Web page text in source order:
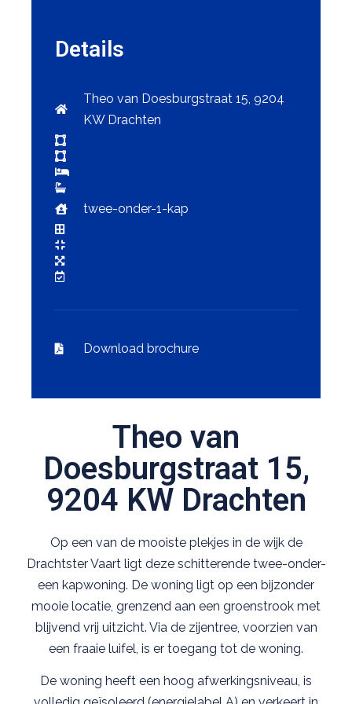
Theo van
Doesburgstraat 15,
9204 KW Drachten
Op een van de mooiste plekjes in de wijk de
Drachtster Vaart ligt deze schitterende twee-onder-
een kapwoning. De woning ligt op een bijzonder
mooie locatie, grenzend aan een groenstrook met
blijvend vrij uitzicht. Via de zijentree, voorzien van
een fraaie luifel, is er toegang tot de woning.
De woning heeft een hoog afwerkingsniveau, is
Details
Theo van Doesburgstraat 15, 9204
KW Drachten
twee-onder-1-kap
Download brochure